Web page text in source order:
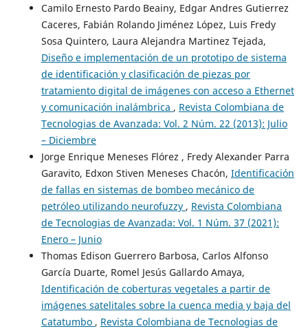
Camilo Ernesto Pardo Beainy, Edgar Andres Gutierrez
Caceres, Fabián Rolando Jiménez López, Luis Fredy
Sosa Quintero, Laura Alejandra Martinez Tejada,
Diseño e implementación de un prototipo de sistema
de identificación y clasificación de piezas por
tratamiento digital de imágenes con acceso a Ethernet
y comunicación inalámbrica , Revista Colombiana de
Tecnologias de Avanzada: Vol. 2 Núm. 22 (2013): Julio
– Diciembre
Jorge Enrique Meneses Flórez , Fredy Alexander Parra
Garavito, Edxon Stiven Meneses Chacón, Identificación
de fallas en sistemas de bombeo mecánico de
petróleo utilizando neurofuzzy , Revista Colombiana
de Tecnologias de Avanzada: Vol. 1 Núm. 37 (2021):
Enero – Junio
Thomas Edison Guerrero Barbosa, Carlos Alfonso
García Duarte, Romel Jesús Gallardo Amaya,
Identificación de coberturas vegetales a partir de
imágenes satelitales sobre la cuenca media y baja del
Catatumbo , Revista Colombiana de Tecnologias de